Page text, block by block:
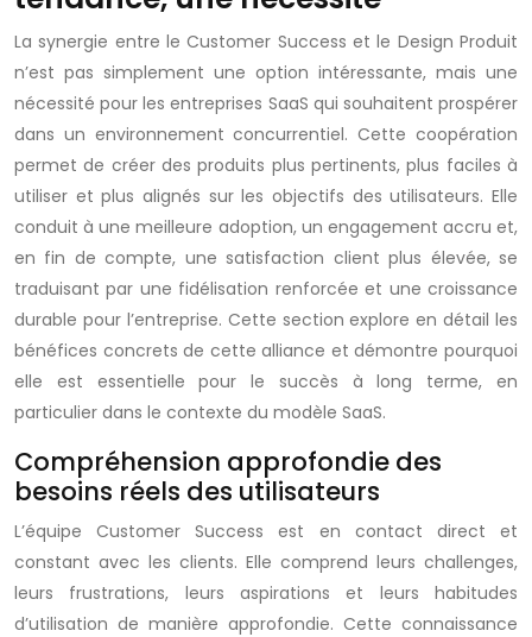
La synergie entre le Customer Success et le Design Produit
n’est pas simplement une option intéressante, mais une
nécessité pour les entreprises SaaS qui souhaitent prospérer
dans un environnement concurrentiel. Cette coopération
permet de créer des produits plus pertinents, plus faciles à
utiliser et plus alignés sur les objectifs des utilisateurs. Elle
conduit à une meilleure adoption, un engagement accru et,
en fin de compte, une satisfaction client plus élevée, se
traduisant par une fidélisation renforcée et une croissance
durable pour l’entreprise. Cette section explore en détail les
bénéfices concrets de cette alliance et démontre pourquoi
elle est essentielle pour le succès à long terme, en
particulier dans le contexte du modèle SaaS.
Compréhension approfondie des
besoins réels des utilisateurs
L’équipe Customer Success est en contact direct et
constant avec les clients. Elle comprend leurs challenges,
leurs frustrations, leurs aspirations et leurs habitudes
d’utilisation de manière approfondie. Cette connaissance